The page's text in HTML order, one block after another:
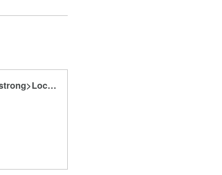
LocaliST｜地域のスペシャリストを目指す｜<strong>Local i</strong>nformation for <strong>S</strong>ustainable <strong>